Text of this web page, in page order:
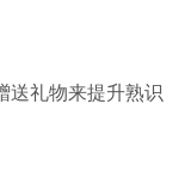
送礼物来提升熟识